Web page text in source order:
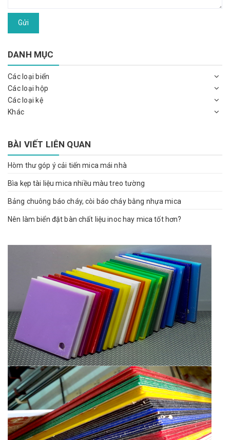
Gửi
DANH MỤC
Các loại biển
Các loại hộp
Các loại kệ
Khác
BÀI VIẾT LIÊN QUAN
Hòm thư góp ý cải tiến mica mái nhà
Bìa kẹp tài liệu mica nhiều màu treo tường
Bảng chuông báo cháy, còi báo cháy bằng nhựa mica
Nên làm biển đặt bàn chất liệu inoc hay mica tốt hơn?